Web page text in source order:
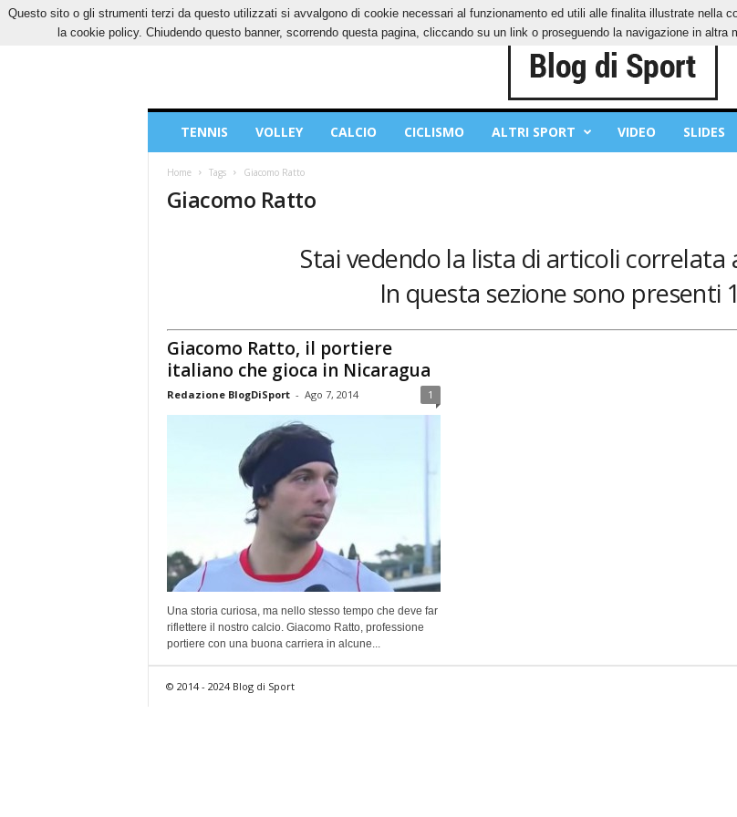
VENERDÌ, 7 AGOSTO 2026 CONTATTI COOKIES PRIVACY POLICY
Sport
TENNIS VOLLEY CALCIO CICLISMO ALTRI SPORT VIDEO SLIDES
Home Tags Giacomo Ratto
Giacomo Ratto
Stai vedendo la lista di articoli correlata
In questa sezione sono presenti
Giacomo Ratto, il portiere
italiano che gioca in Nicaragua
Redazione BlogDiSport - Ago 7, 2014 1
Una storia curiosa, ma nello stesso tempo che deve far
riflettere il nostro calcio. Giacomo Ratto, professione
portiere con una buona carriera in alcune...
© 2014 - 2024 Blog di Sport
Questo sito o gli strumenti terzi da questo utilizzati si avvalgono di cookie necessari al funzionamento ed utili alle finalita illustrate nella
la cookie policy. Chiudendo questo banner, scorrendo questa pagina, cliccando su un link o proseguendo la navigazione in